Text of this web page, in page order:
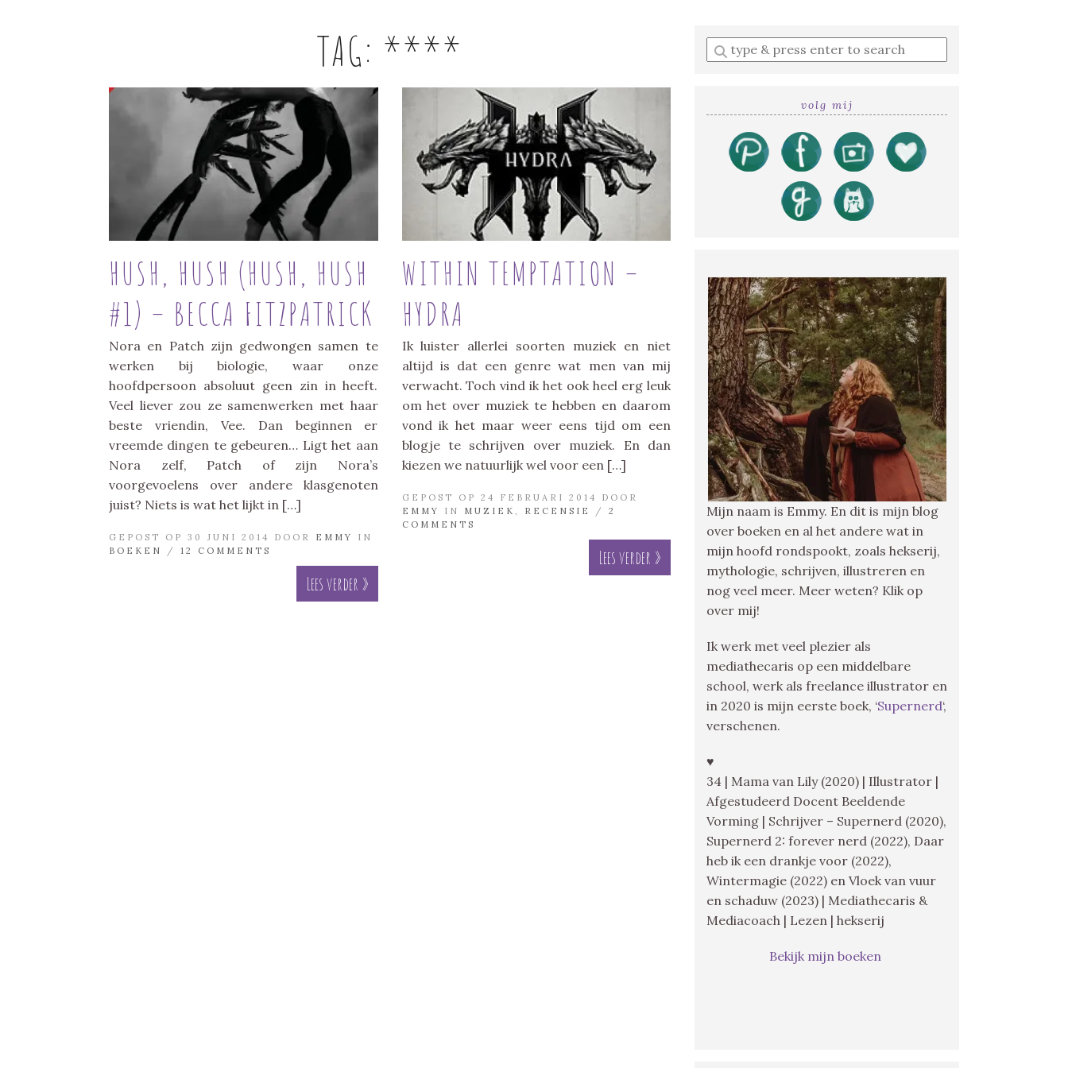
TAG: ****
HUSH, HUSH (HUSH, HUSH
#1) – BECCA FITZPATRICK
Nora en Patch zijn gedwongen samen te
werken bij biologie, waar onze
hoofdpersoon absoluut geen zin in heeft.
Veel liever zou ze samenwerken met haar
beste vriendin, Vee. Dan beginnen er
vreemde dingen te gebeuren… Ligt het aan
Nora zelf, Patch of zijn Nora’s
voorgevoelens over andere klasgenoten
juist? Niets is wat het lijkt in […]
GEPOST OP 30 JUNI 2014 DOOR EMMY
IN
BOEKEN
/ 12 COMMENTS
Lees verder »
WITHIN TEMPTATION –
HYDRA
Ik luister allerlei soorten muziek en niet
altijd is dat een genre wat men van mij
verwacht. Toch vind ik het ook heel erg leuk
om het over muziek te hebben en daarom
vond ik het maar weer eens tijd om een
blogje te schrijven over muziek. En dan
kiezen we natuurlijk wel voor een […]
GEPOST OP 24 FEBRUARI 2014 DOOR
EMMY
IN MUZIEK , RECENSIE / 2
COMMENTS
Lees verder »
Enter
a
volg mij
Mijn naam is Emmy. En dit is mijn blog
over boeken en al het andere wat in
mijn hoofd rondspookt, zoals hekserij,
mythologie, schrijven, illustreren en
nog veel meer. Meer weten? Klik op
over mij!
Ik werk met veel plezier als
mediathecaris op een middelbare
school, werk als freelance illustrator en
in 2020 is mijn eerste boek, ‘Supernerd‘,
verschenen.
♥
34 | Mama van Lily (2020) | Illustrator |
Afgestudeerd Docent Beeldende
Vorming | Schrijver – Supernerd (2020),
Supernerd 2: forever nerd (2022), Daar
heb ik een drankje voor (2022),
Wintermagie (2022) en Vloek van vuur
en schaduw (2023) | Mediathecaris &
Mediacoach | Lezen | hekserij
Bekijk mijn boeken